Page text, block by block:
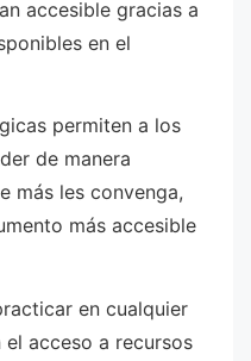
accesible gracias a
en el
permiten a los
de manera
más les convenga,
más accesible
en cualquier
acceso a recursos